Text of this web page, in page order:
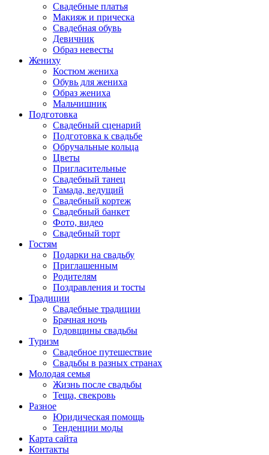
Свадебные платья
Макияж и прическа
Свадебная обувь
Девичник
Образ невесты
Жениху
Костюм жениха
Обувь для жениха
Образ жениха
Мальчишник
Подготовка
Свадебный сценарий
Подготовка к свадьбе
Обручальные кольца
Цветы
Пригласительные
Свадебный танец
Тамада, ведущий
Свадебный кортеж
Свадебный банкет
Фото, видео
Свадебный торт
Гостям
Подарки на свадьбу
Приглашенным
Родителям
Поздравления и тосты
Традиции
Свадебные традиции
Брачная ночь
Годовщины свадьбы
Туризм
Свадебное путешествие
Свадьбы в разных странах
Молодая семья
Жизнь после свадьбы
Теща, свекровь
Разное
Юридическая помощь
Тенденции моды
Карта сайта
Контакты